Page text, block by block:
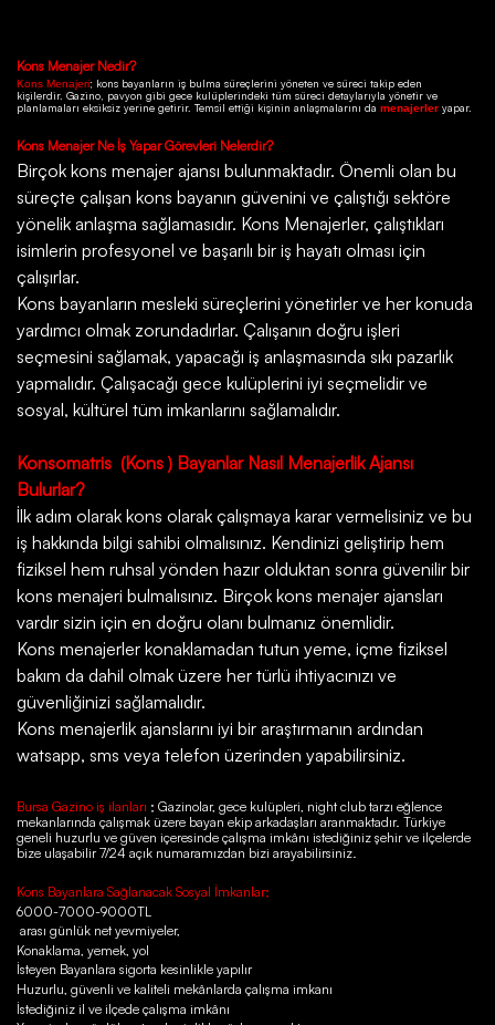
Kons Menajer Nedir?
Kons Menajeri; kons bayanların iş bulma süreçlerini yöneten ve süreci takip eden
kişilerdir. Gazino, pavyon gibi gece kulüplerindeki tüm süreci detaylarıyla yönetir ve
planlamaları eksiksiz yerine getirir. Temsil ettiği kişinin anlaşmalarını da menajerler yapar.
Kons Menajer Ne İş Yapar Görevleri Nelerdir?
Birçok kons menajer ajansı bulunmaktadır. Önemli olan bu
süreçte çalışan kons bayanın güvenini ve çalıştığı sektöre
yönelik anlaşma sağlamasıdır. Kons Menajerler, çalıştıkları
isimlerin profesyonel ve başarılı bir iş hayatı olması için
çalışırlar.
Kons bayanların mesleki süreçlerini yönetirler ve her konuda
yardımcı olmak zorundadırlar. Çalışanın doğru işleri
seçmesini sağlamak, yapacağı iş anlaşmasında sıkı pazarlık
yapmalıdır. Çalışacağı gece kulüplerini iyi seçmelidir ve
sosyal, kültürel tüm imkanlarını sağlamalıdır.
Konsomatris (Kons ) Bayanlar Nasıl Menajerlik Ajansı
Bulurlar?
İlk adım olarak kons olarak çalışmaya karar vermelisiniz ve bu
iş hakkında bilgi sahibi olmalısınız. Kendinizi geliştirip hem
fiziksel hem ruhsal yönden hazır olduktan sonra güvenilir bir
kons menajeri bulmalısınız. Birçok kons menajer ajansları
vardır sizin için en doğru olanı bulmanız önemlidir.
Kons menajerler konaklamadan tutun yeme, içme fiziksel
bakım da dahil olmak üzere her türlü ihtiyacınızı ve
güvenliğinizi sağlamalıdır.
Kons menajerlik ajanslarını iyi bir araştırmanın ardından
watsapp, sms veya telefon üzerinden yapabilirsiniz.
Bursa Gazino iş ilanları ; Gazinolar, gece kulüpleri, night club tarzı eğlence
mekanlarında çalışmak üzere bayan ekip arkadaşları aranmaktadır. Türkiye
geneli huzurlu ve güven içeresinde çalışma imkânı istediğiniz şehir ve ilçelerde
bize ulaşabilir 7/24 açık numaramızdan bizi arayabilirsiniz.
Kons Bayanlara Sağlanacak Sosyal İmkanlar;
6000-7000-9000TL
arası günlük net yevmiyeler,
Konaklama, yemek, yol
İsteyen Bayanlara sigorta kesinlikle yapılır
Huzurlu, güvenli ve kaliteli mekânlarda çalışma imkanı
İstediğiniz il ve ilçede çalışma imkânı